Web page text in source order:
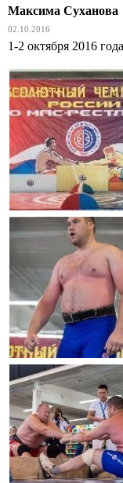
Максима Суханова
02.10.2016
1-2 октября 2016